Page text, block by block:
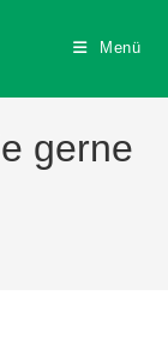
Menü
gerne